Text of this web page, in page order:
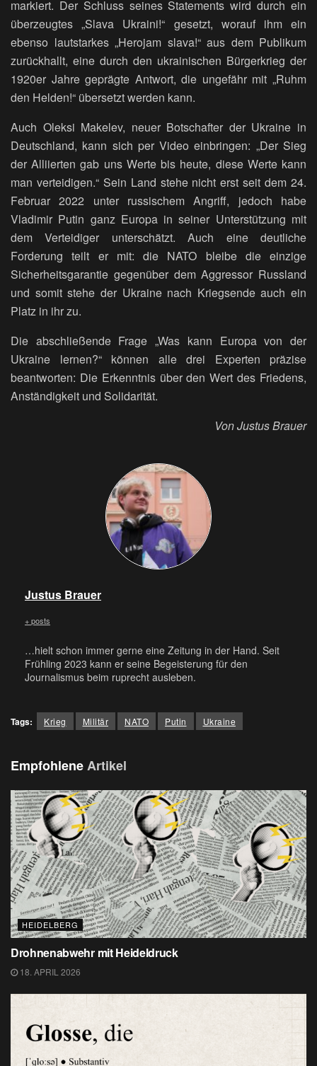
markiert. Der Schluss seines Statements wird durch ein
überzeugtes „Slava Ukraini!“ gesetzt, worauf ihm ein
ebenso lautstarkes „Herojam slava!“ aus dem Publikum
zurückhallt, eine durch den ukrainischen Bürgerkrieg der
1920er Jahre geprägte Antwort, die ungefähr mit „Ruhm
den Helden!“ übersetzt werden kann.
Auch Oleksi Makelev, neuer Botschafter der Ukraine in
Deutschland, kann sich per Video einbringen: „Der Sieg
der Alliierten gab uns Werte bis heute, diese Werte kann
man verteidigen.“ Sein Land stehe nicht erst seit dem 24.
Februar 2022 unter russischem Angriff, jedoch habe
Vladimir Putin ganz Europa in seiner Unterstützung mit
dem Verteidiger unterschätzt. Auch eine deutliche
Forderung teilt er mit: die NATO bleibe die einzige
Sicherheitsgarantie gegenüber dem Aggressor Russland
und somit stehe der Ukraine nach Kriegsende auch ein
Platz in ihr zu.
Die abschließende Frage „Was kann Europa von der
Ukraine lernen?“ können alle drei Experten präzise
beantworten: Die Erkenntnis über den Wert des Friedens,
Anständigkeit und Solidarität.
Von Justus Brauer
Justus Brauer
+ posts
…hielt schon immer gerne eine Zeitung in der Hand. Seit
Frühling 2023 kann er seine Begeisterung für den
Journalismus beim ruprecht ausleben.
Tags: Krieg Militär NATO Putin Ukraine
EmpfohleneArtikel
HEIDELBERG
Drohnenabwehr mit Heideldruck
18. APRIL 2026